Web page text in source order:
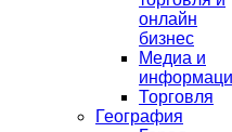
онлайн
бизнес
Медиа и
Торговля
География